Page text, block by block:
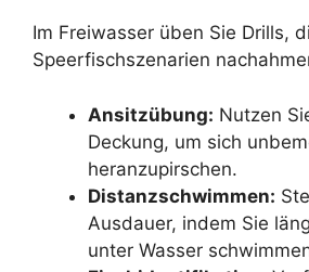
Im Freiwasser üben Sie Drills,
Speerfischszenarien
Ansitzübung: Nutzen
Deckung, um sich
heranzupirschen.
Distanzschwimmen:
Ausdauer, indem Sie
unter Wasser